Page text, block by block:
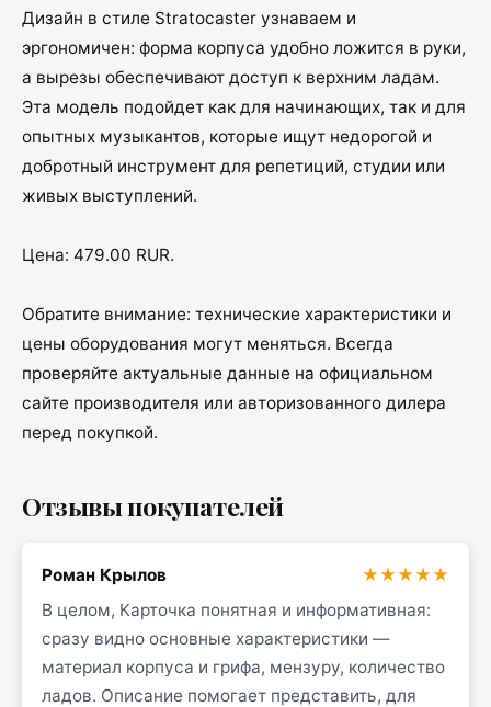
Дизайн в стиле Stratocaster узнаваем и
эргономичен: форма корпуса удобно ложится в руки,
а вырезы обеспечивают доступ к верхним ладам.
Эта модель подойдет как для начинающих, так и для
опытных музыкантов, которые ищут недорогой и
добротный инструмент для репетиций, студии или
живых выступлений.
Цена: 479.00 RUR.
Обратите внимание: технические характеристики и
цены оборудования могут меняться. Всегда
проверяйте актуальные данные на официальном
сайте производителя или авторизованного дилера
перед покупкой.
Отзывы покупателей
Роман Крылов
★★★★★
В целом, Карточка понятная и информативная:
сразу видно основные характеристики —
материал корпуса и грифа, мензуру, количество
ладов. Описание помогает представить, для